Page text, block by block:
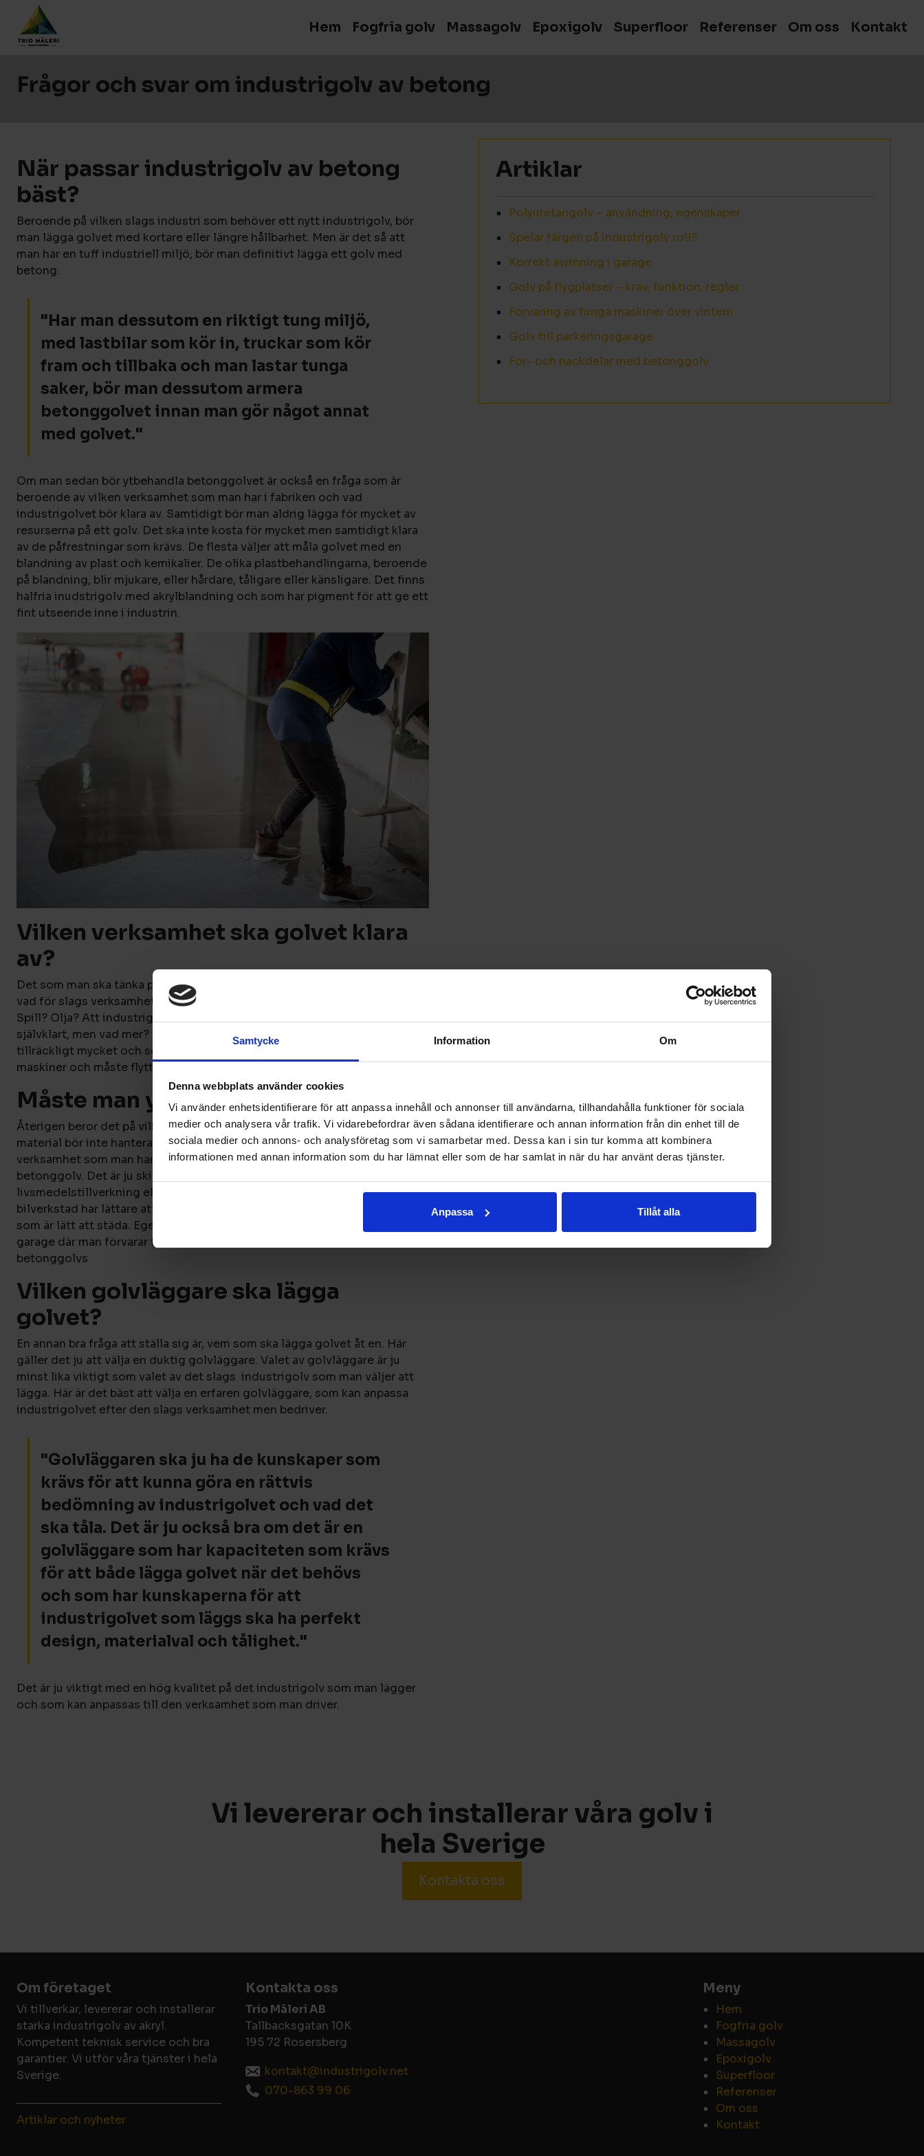
Samtycke Information Om
Denna webbplats använder cookies
Vi använder enhetsidentifierare för att anpassa innehåll och annonser till användarna, tillhandahålla funktioner för sociala
medier och analysera vår trafik. Vi vidarebefordrar även sådana identifierare och annan information från din enhet till de
sociala medier och annons- och analysföretag som vi samarbetar med. Dessa kan i sin tur komma att kombinera
informationen med annan information som du har lämnat eller som de har samlat in när du har använt deras tjänster.
Anpassa Tillåt alla
Hem Fogfria golv Massagolv Epoxigolv Superfloor Referenser Om oss Kontakt
Frågor och svar om industrigolv av betong
När passar industrigolv av betong
bäst?
Beroende på vilken slags industri som behöver ett nytt industrigolv, bör
man lägga golvet med kortare eller längre hållbarhet. Men är det så att
man har en tuff industriell miljö, bör man definitivt lägga ett golv med
betong.
"Har man dessutom en riktigt tung miljö,
med lastbilar som kör in, truckar som kör
fram och tillbaka och man lastar tunga
saker, bör man dessutom armera
betonggolvet innan man gör något annat
med golvet."
Om man sedan bör ytbehandla betonggolvet är också en fråga som är
beroende av vilken verksamhet som man har i fabriken och vad
industrigolvet bör klara av. Samtidigt bör man aldrig lägga för mycket av
resurserna på ett golv. Det ska inte kosta för mycket men samtidigt klara
av de påfrestningar som krävs. De flesta väljer att måla golvet med en
blandning av plast och kemikalier. De olika plastbehandlingarna, beroende
på blandning, blir mjukare, eller hårdare, tåligare eller känsligare. Det finns
halfria inudstrigolv med akrylblandning och som har pigment för att ge ett
fint utseende inne i industrin.
Vilken verksamhet ska golvet klara
av?
Det som man ska tänka på när man väljer material till sitt industrigolv, är
vad för slags verksamhet som man har i industrin. Ska golvet klara av syra?
Spill? Olja? Att industrigolvet ska klara av stötar och slag är nästan
självklart, men vad mer? Man vill inte ha ett industrigolv som inte klarar av
tillräckligt mycket och som man måste byta ut, innan man kan byta
maskiner och måste flytta på dessa för att lägga ett nytt golv.
Måste man ytbehandla betonggolv?
Återigen beror det på vilken verksamhet som man driver. De flesta
material bör inte hanteras direkt på ett betonggolv. Men ju ruffigare
verksamhet som man har, desto mindre krävs det av ytbehandling på ett
betonggolv. Det är ju skillnad på en bilmekaniker och ett industrigolv i en
livsmedelstillverkning eller i en elektronisk tillverkning. Men även en
bilverkstad har lättare att hålla rent om betonggolvet har en praktisk yta
som är lätt att städa. Egentligen är det endast ställen som hamnar och
garage där man förvarar fordon och containrar som endast behöver
betonggolvs
Vilken golvläggare ska lägga
golvet?
En annan bra fråga att ställa sig är, vem som ska lägga golvet åt en. Här
gäller det ju att välja en duktig golvläggare. Valet av golvläggare är ju
minst lika viktigt som valet av det slags industrigolv som man väljer att
lägga. Här är det bäst att välja en erfaren golvläggare, som kan anpassa
industrigolvet efter den slags verksamhet men bedriver.
"Golvläggaren ska ju ha de kunskaper som
krävs för att kunna göra en rättvis
bedömning av industrigolvet och vad det
ska tåla. Det är ju också bra om det är en
golvläggare som har kapaciteten som krävs
för att både lägga golvet när det behövs
och som har kunskaperna för att
industrigolvet som läggs ska ha perfekt
design, materialval och tålighet."
Det är ju viktigt med en hög kvalitet på det industrigolv som man lägger
och som kan anpassas till den verksamhet som man driver.
Artiklar
Polyuretangolv – användning, egenskaper
Spelar färgen på industrigolv roll?
Korrekt avrinning i garage
Golv på flygplatser – krav, funktion, regler
Förvaring av tunga maskiner över vintern
Golv till parkeringsgarage
För- och nackdelar med betonggolv
Vi levererar och installerar våra golv i
hela Sverige
Kontakta oss
Om företaget
Vi tillverkar, levererar och installerar
starka industrigolv av akryl.
Kompetent teknisk service och bra
garantier. Vi utför våra tjänster i hela
Sverige.
Artiklar och nyheter
Kontakta oss
Trio Måleri AB
Tallbacksgatan 10K
195 72 Rosersberg
kontakt@industrigolv.net
070-863 99 06
Meny
Hem
Fogfria golv
Massagolv
Epoxigolv
Superfloor
Referenser
Om oss
Kontakt